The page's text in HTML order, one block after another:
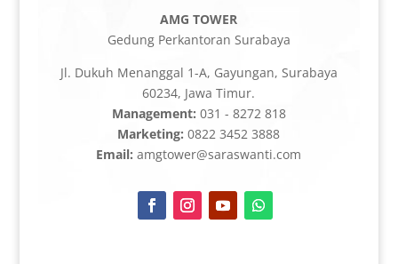
AMG TOWER
Gedung Perkantoran Surabaya
Jl. Dukuh Menanggal 1-A, Gayungan, Surabaya
60234, Jawa Timur.
Management: 031 - 8272 818
Marketing: 0822 3452 3888
Email: amgtower@saraswanti.com